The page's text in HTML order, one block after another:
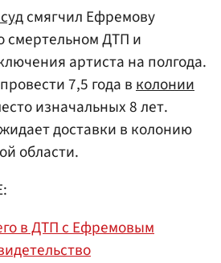
смягчил Ефремову
смертельном ДТП и
артиста на полгода.
7,5 года вколонии
изначальных 8 лет.
доставки в колонию
области.
в ДТП с Ефремовым